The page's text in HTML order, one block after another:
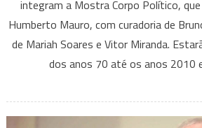
tema
da
Corpo
integram a Mostra Corpo Político, que
Humberto Mauro, com curadoria de
de Mariah Soares e Vitor Miranda.
dos anos 70 até os anos 2010